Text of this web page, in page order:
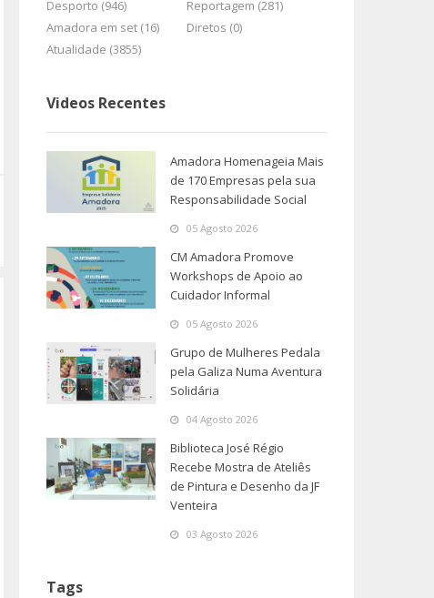
Desporto (946)
Reportagem (281)
Amadora em set (16)
Diretos (0)
Atualidade (3855)
Videos Recentes
Amadora Homenageia Mais
de 170 Empresas pela sua
Responsabilidade Social
05 Agosto 2026
CM Amadora Promove
Workshops de Apoio ao
Cuidador Informal
05 Agosto 2026
Grupo de Mulheres Pedala
pela Galiza Numa Aventura
Solidária
04 Agosto 2026
Biblioteca José Régio
Recebe Mostra de Ateliês
de Pintura e Desenho da JF
Venteira
03 Agosto 2026
Tags